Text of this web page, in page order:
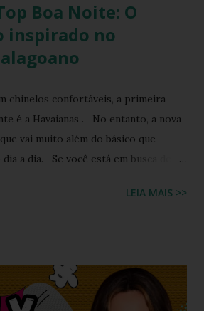
Boa Noite: O
inspirado no
chinelos confortáveis, a primeira
é a Havaianas . No entanto, a nova
vai muito além do básico que
a dia. Se você está em busca de
brasileiro, o Chinelo
de estilo e arte. Você já imaginou
pés uma tradição que é
LEIA MAIS >>